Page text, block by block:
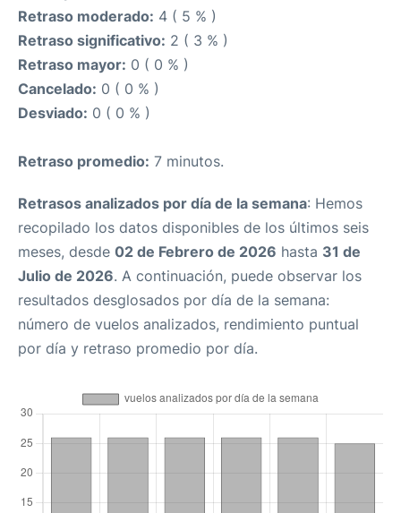
Retraso moderado: 4 ( 5 % )
Retraso significativo: 2 ( 3 % )
Retraso mayor: 0 ( 0 % )
Cancelado: 0 ( 0 % )
Desviado: 0 ( 0 % )
Retraso promedio: 7 minutos.
Retrasos analizados por día de la semana: Hemos
recopilado los datos disponibles de los últimos seis
meses, desde 02 de Febrero de 2026 hasta 31 de
Julio de 2026. A continuación, puede observar los
resultados desglosados por día de la semana:
número de vuelos analizados, rendimiento puntual
por día y retraso promedio por día.